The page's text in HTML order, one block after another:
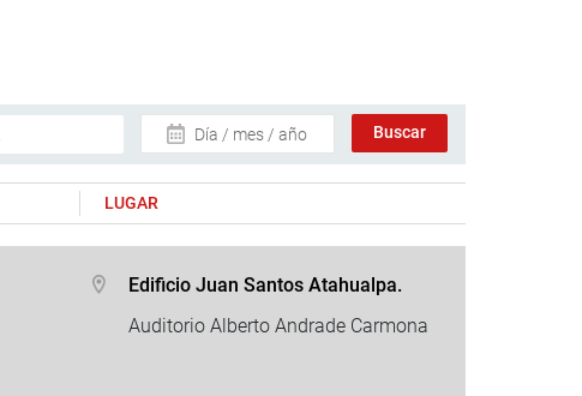
Día / mes / año
LUGAR
Edificio Juan Santos Atahualpa.
Auditorio Alberto Andrade Carmona